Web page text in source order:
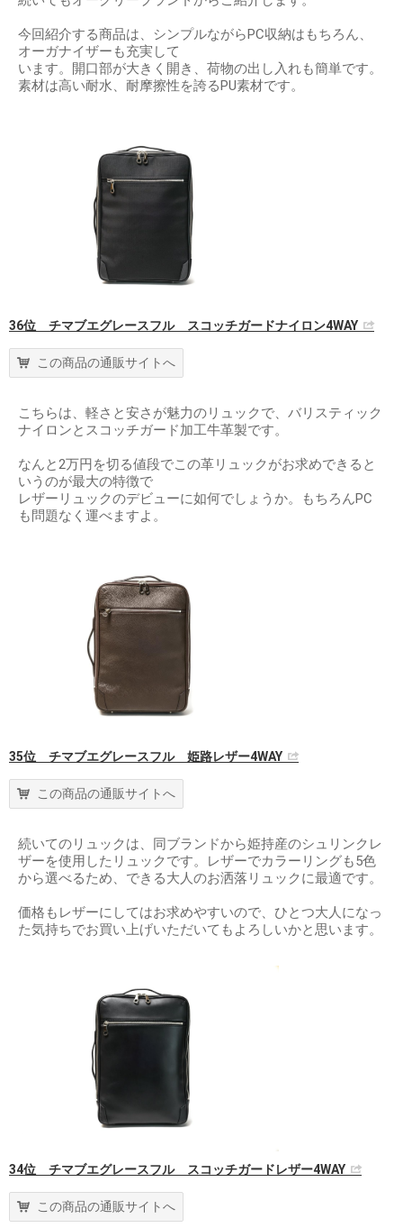
今回紹介する商品は、シンプルながらPC収納はもちろん、
オーガナイザーも充実して
います。開口部が大きく開き、荷物の出し入れも簡単です。
素材は高い耐水、耐摩擦性を誇るPU素材です。
36位 チマブエグレースフル スコッチガードナイロン4WAY
この商品の通販サイトへ
こちらは、軽さと安さが魅力のリュックで、バリスティック
ナイロンとスコッチガード加工牛革製です。
なんと2万円を切る値段でこの革リュックがお求めできると
いうのが最大の特徴で
レザーリュックのデビューに如何でしょうか。もちろんPC
も問題なく運べますよ。
35位 チマブエグレースフル 姫路レザー4WAY
この商品の通販サイトへ
続いてのリュックは、同ブランドから姫持産のシュリンクレ
ザーを使用したリュックです。レザーでカラーリングも5色
から選べるため、できる大人のお洒落リュックに最適です。
価格もレザーにしてはお求めやすいので、ひとつ大人になっ
た気持ちでお買い上げいただいてもよろしいかと思います。
34位 チマブエグレースフル スコッチガードレザー4WAY
この商品の通販サイトへ